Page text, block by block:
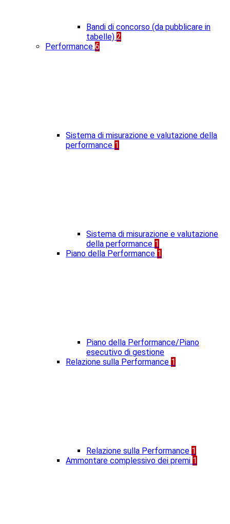
Bandi di concorso (da pubblicare in
tabelle) 2
Performance 6
Sistema di misurazione e valutazione della
performance 1
Sistema di misurazione e valutazione
della performance 1
Piano della Performance 1
Piano della Performance/Piano
esecutivo di gestione
Relazione sulla Performance 1
Relazione sulla Performance 1
Ammontare complessivo dei premi 1